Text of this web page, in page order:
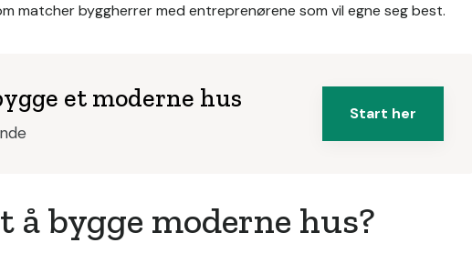
matcher byggherrer med entreprenørene som vil egne seg best.
et moderne hus
Start her
å bygge moderne hus?